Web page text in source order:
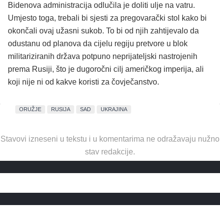
Bidenova administracija odlučila je doliti ulje na vatru.
Umjesto toga, trebali bi sjesti za pregovarački stol kako bi
okončali ovaj užasni sukob. To bi od njih zahtijevalo da
odustanu od planova da cijelu regiju pretvore u blok
militariziranih država potpuno neprijateljski nastrojenih
prema Rusiji, što je dugoročni cilj američkog imperija, ali
koji nije ni od kakve koristi za čovječanstvo.
ORUŽJE RUSIJA SAD UKRAJINA
Stavovi izneseni u tekstu i u komentarima ne odražavaju nužno
stav redakcije.